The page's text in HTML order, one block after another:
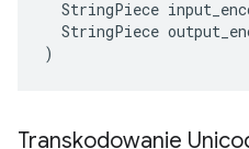
StringPiece
StringPiece
)
Transkodowanie